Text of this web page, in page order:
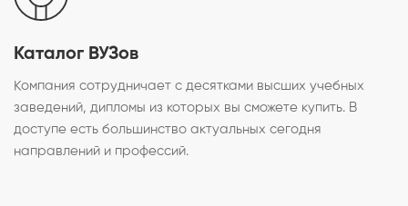
Каталог ВУЗов
Компания сотрудничает с десятками высших учебных
заведений, дипломы из которых вы сможете купить. В
доступе есть большинство актуальных сегодня
направлений и профессий.